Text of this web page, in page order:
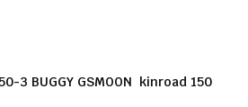
3 BUGGY GSMOON kinroad 150